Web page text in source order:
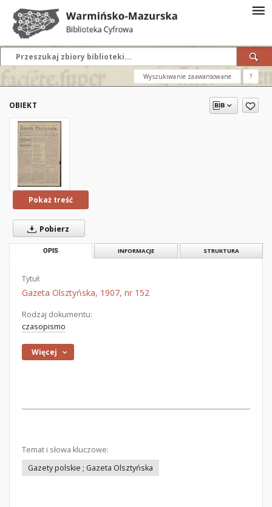
Wyszukiwanie zaawansowane ?
OBIEKT
Pokaż treść
Pobierz
OPIS INFORMACJE STRUKTURA
Tytuł:
Gazeta Olsztyńska, 1907, nr 152
Rodzaj dokumentu:
czasopismo
Więcej
Temat i słowa kluczowe:
Gazety polskie ; Gazeta Olsztyńska